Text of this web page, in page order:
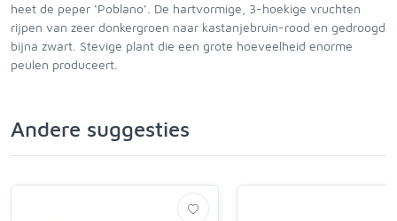
heet de peper ‘Poblano’. De hartvormige, 3-hoekige vruchten
rijpen van zeer donkergroen naar kastanjebruin-rood en gedroogd
bijna zwart. Stevige plant die een grote hoeveelheid enorme
peulen produceert.
Andere suggesties